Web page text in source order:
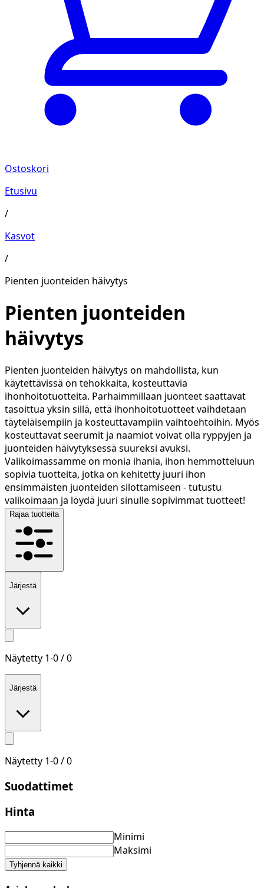
Ostoskori
Etusivu
/
Kasvot
/
Pienten juonteiden häivytys
Pienten juonteiden
häivytys
Pienten juonteiden häivytys on mahdollista, kun
käytettävissä on tehokkaita, kosteuttavia
ihonhoitotuotteita. Parhaimmillaan juonteet saattavat
tasoittua yksin sillä, että ihonhoitotuotteet vaihdetaan
täyteläisempiin ja kosteuttavampiin vaihtoehtoihin. Myös
kosteuttavat seerumit ja naamiot voivat olla ryppyjen ja
juonteiden häivytyksessä suureksi avuksi.
Valikoimassamme on monia ihania, ihon hemmotteluun
sopivia tuotteita, jotka on kehitetty juuri ihon
ensimmäisten juonteiden silottamiseen - tutustu
valikoimaan ja löydä juuri sinulle sopivimmat tuotteet!
Rajaa tuotteita
Järjestä
Näytetty 1-0/0
Järjestä
Näytetty 1-0/0
Suodattimet
Hinta
Minimi
Maksimi
Tyhjennä kaikki